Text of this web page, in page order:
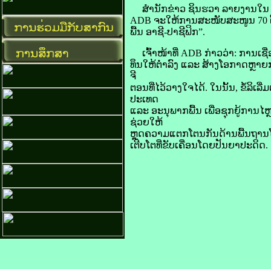
ສໍານັກ​ຂ່າວ ຊິນ​ຮວາ ລາຍ​ງານ​ໃນ
ADB ຈະ​ໃຫ້ການ​ສະໜັບສະໜູນ 70
​ພື້ນ​ ອາຊີ-ປາ​ຊີ​ຟິກ”.
ເຈົ້າ​ໜ້າທີ່ ADB ກ່າວ​ວ່າ: ການ​ເ
ທຶນ​ໃຫ້​ຕ່ຳ​ລົງ ແລະ ສ້າງ​ໂອກາດ​ຫຼາ
ຈີ​
ຕອນ​ທີ່​ໄວ້​ວາງໃຈ​ໄດ້. ໃນ​ນັ້ນ, ຂໍ້​ລິ​ເ
ປະເທດ
ແລະ ອະນຸ​ພາກ​ພື້ນ ເພື່ອ​ຊຸກຍູ້​ການ​
ຊ່ວຍ​ໃຫ້​
ຫຼຸດ​ຄວາມ​ແຕກ​ໂຕນ​ກັນ​ດ້ານ​ພື້ນຖາ
​ເຕີບ​ໂຕ​ທີ່​ຂັບ​ເຄື່ອນ​ໂດຍ​ປັນຍາ​ປະດິດ.